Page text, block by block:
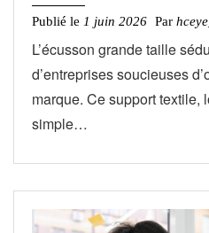
Publié le 1 juin 2026 Par
L’écusson grande taille
d’entreprises soucieuses
marque. Ce support textile,
simple…